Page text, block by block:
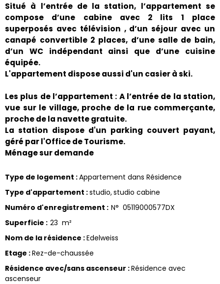
Situé à l’entrée de la station, l’appartement se
compose d’une cabine avec 2 lits 1 place
superposés avec télévision , d’un séjour avec un
canapé convertible 2 places, d’une salle de bain,
d’un WC indépendant ainsi que d’une cuisine
équipée.
L'appartement dispose aussi d'un casier à ski.
Les plus de l’appartement : A l’entrée de la station,
vue sur le village, proche de la rue commerçante,
proche de la navette gratuite.
La station dispose d'un parking couvert payant,
géré par l'Office de Tourisme.
Ménage sur demande
Type de logement :Appartement dans Résidence
Type d'appartement :studio studio cabine
Numéro d'enregistrement : N° 05119000577DX
Superficie : 23 m²
Nom de la résidence :Edelweiss
Etage :Rez-de-chaussée
Résidence avec/sans ascenseur :Résidence avec
ascenseur